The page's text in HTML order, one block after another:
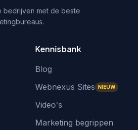
bedrijven met de beste
Kennisbank
Blog
Webnexus Sites NIEUW
Video's
Marketing begrippen